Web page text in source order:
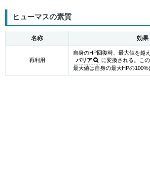
ヒューマスの素質
名称 効果
再利用
自身のHP回復時、最大値を越
バリア
に変換される。こ
最大値は自身の最大HPの